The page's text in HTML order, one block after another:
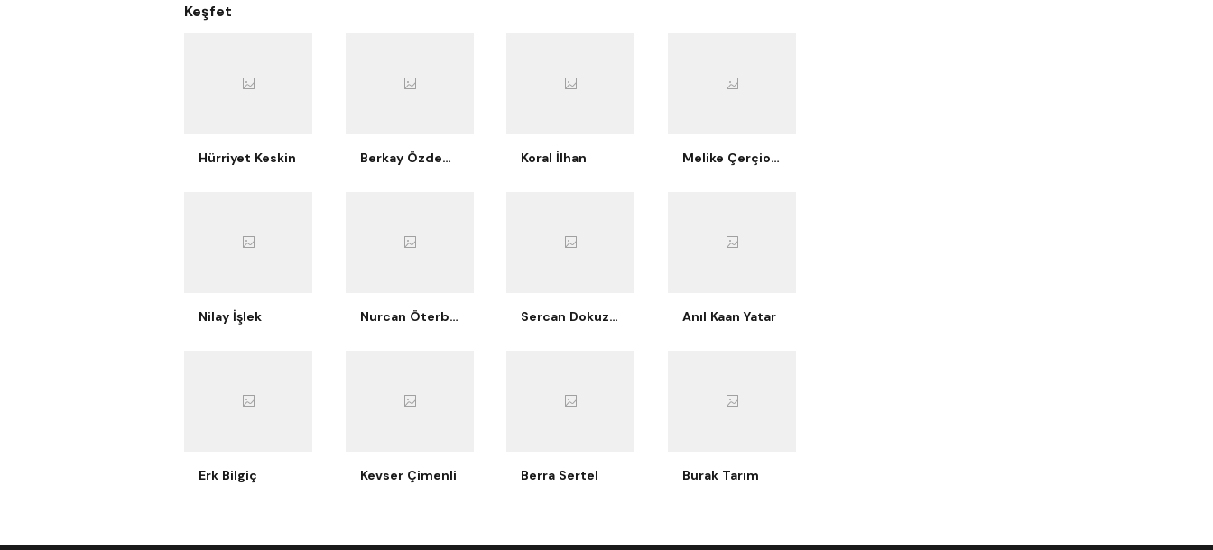
Keşfet
Hürriyet Keskin Berkay Özdemir Koral İlhan Melike Çerçioğlu Bilgiç
Nilay İşlek Nurcan Öterbübül Tatari Sercan Dokuzoğlu Anıl Kaan Yatar
Erk Bilgiç Kevser Çimenli Berra Sertel Burak Tarım